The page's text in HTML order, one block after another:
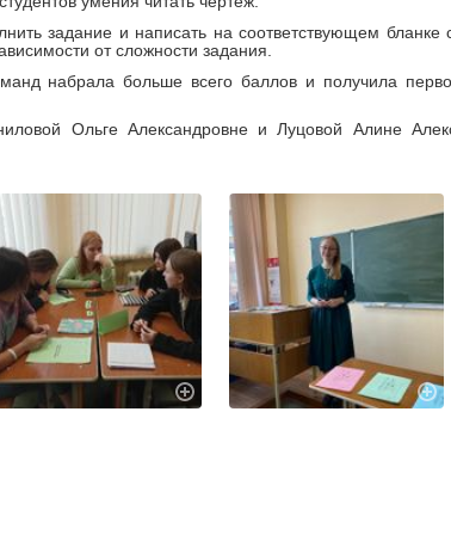
задание и написать на соответствующем бланке
от сложности задания.
набрала больше всего баллов и получила
Ольге Александровне и Луцовой Алине